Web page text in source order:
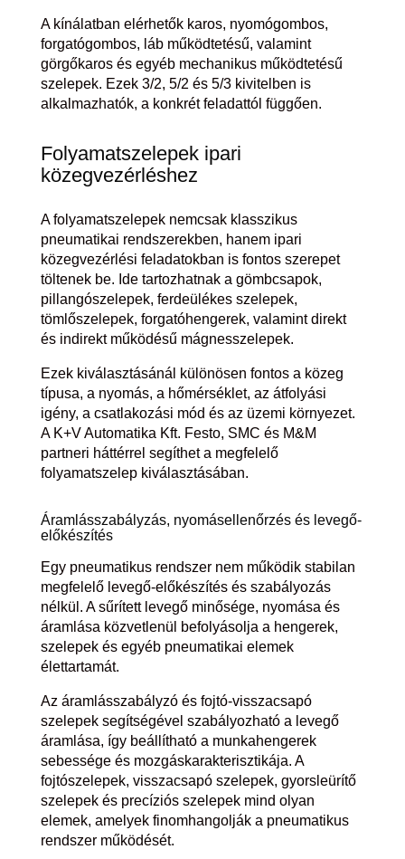
A kínálatban elérhetők karos, nyomógombos,
forgatógombos, láb működtetésű, valamint
görgőkaros és egyéb mechanikus működtetésű
szelepek. Ezek 3/2, 5/2 és 5/3 kivitelben is
alkalmazhatók, a konkrét feladattól függően.
Folyamatszelepek ipari
közegvezérléshez
A folyamatszelepek nemcsak klasszikus
pneumatikai rendszerekben, hanem ipari
közegvezérlési feladatokban is fontos szerepet
töltenek be. Ide tartozhatnak a gömbcsapok,
pillangószelepek, ferdeülékes szelepek,
tömlőszelepek, forgatóhengerek, valamint direkt
és indirekt működésű mágnesszelepek.
Ezek kiválasztásánál különösen fontos a közeg
típusa, a nyomás, a hőmérséklet, az átfolyási
igény, a csatlakozási mód és az üzemi környezet.
A K+V Automatika Kft. Festo, SMC és M&M
partneri háttérrel segíthet a megfelelő
folyamatszelep kiválasztásában.
Áramlásszabályzás, nyomásellenőrzés és levegő-
előkészítés
Egy pneumatikus rendszer nem működik stabilan
megfelelő levegő-előkészítés és szabályozás
nélkül. A sűrített levegő minősége, nyomása és
áramlása közvetlenül befolyásolja a hengerek,
szelepek és egyéb pneumatikai elemek
élettartamát.
Az áramlásszabályzó és fojtó-visszacsapó
szelepek segítségével szabályozható a levegő
áramlása, így beállítható a munkahengerek
sebessége és mozgáskarakterisztikája. A
fojtószelepek, visszacsapó szelepek, gyorsleürítő
szelepek és precíziós szelepek mind olyan
elemek, amelyek finomhangolják a pneumatikus
rendszer működését.